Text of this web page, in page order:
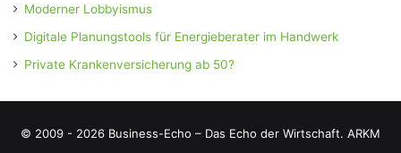
Moderner Lobbyismus
Digitale Planungstools für Energieberater im Handwerk
Private Krankenversicherung ab 50?
© 2009 - 2026 Business-Echo – Das Echo der Wirtschaft. ARKM